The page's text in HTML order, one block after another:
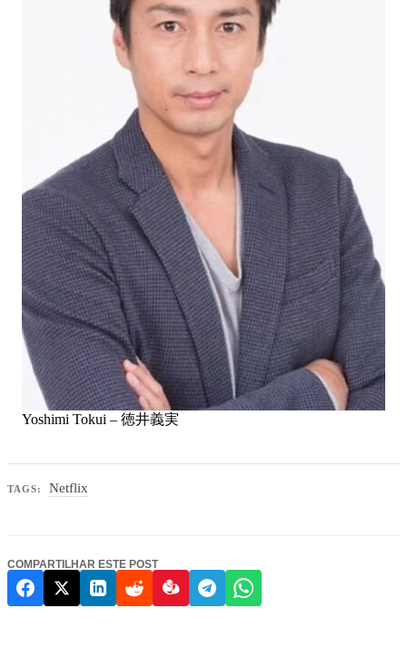
Yoshimi Tokui – 徳井義実
TAGS: Netflix
COMPARTILHAR ESTE POST